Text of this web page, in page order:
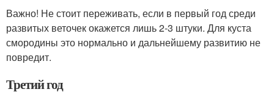
Важно! Не стоит переживать, если в первый год среди
развитых веточек окажется лишь 2-3 штуки. Для куста
смородины это нормально и дальнейшему развитию не
повредит.
Третий год